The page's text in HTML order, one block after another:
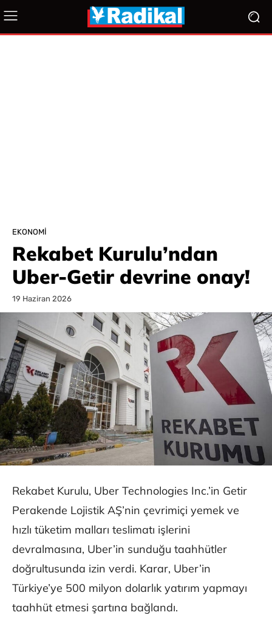
EKONOMI
Rekabet Kurulu’ndan
Uber-Getir devrine onay!
19 Haziran 2026
Rekabet Kurulu, Uber Technologies Inc.’in Getir
Perakende Lojistik AŞ’nin çevrimiçi yemek ve
hızlı tüketim malları teslimatı işlerini
devralmasına, Uber’in sunduğu taahhütler
doğrultusunda izin verdi. Karar, Uber’in
Türkiye’ye 500 milyon dolarlık yatırım yapmayı
taahhüt etmesi şartına bağlandı.